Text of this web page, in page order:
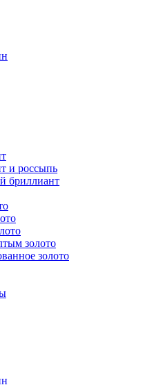
и россыпь
бриллиант
золото
золото